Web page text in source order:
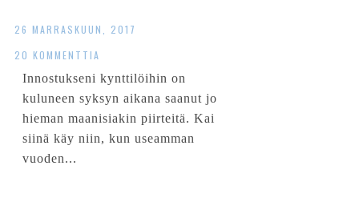
26 MARRASKUUN, 2017
20 KOMMENTTIA
Innostukseni kynttilöihin on
kuluneen syksyn aikana saanut jo
hieman maanisiakin piirteitä. Kai
siinä käy niin, kun useamman
vuoden...